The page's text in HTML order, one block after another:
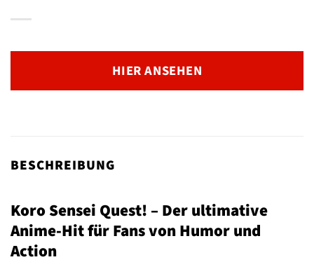
HIER ANSEHEN
BESCHREIBUNG
Koro Sensei Quest! – Der ultimative
Anime-Hit für Fans von Humor und
Action